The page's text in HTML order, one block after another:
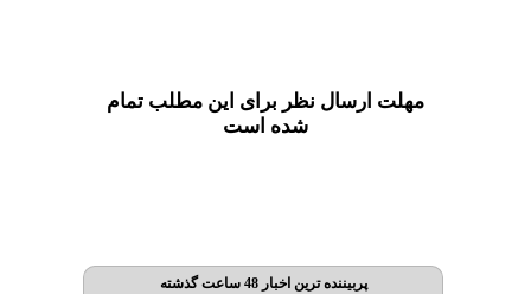
مهلت ارسال نظر برای این مطلب تمام
شده است
پربیننده ترین اخبار 48 ساعت گذشته